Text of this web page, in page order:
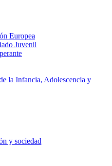
Europea
Juvenil
la Infancia, Adolescencia y
y sociedad